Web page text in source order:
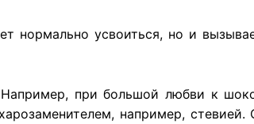
нормально усвоиться, но и
при большой любви к
например, стевией.